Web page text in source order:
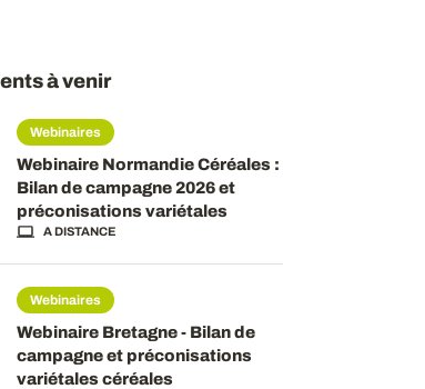
à venir
Webinaires
Webinaire Normandie Céréales :
Bilan de campagne 2026 et
préconisations variétales
A DISTANCE
Webinaires
Webinaire Bretagne - Bilan de
campagne et préconisations
variétales céréales